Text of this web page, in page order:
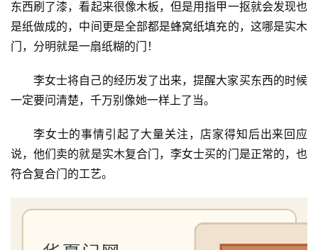
东西刷了漆，看起来很像木板，但是用指甲一抠就会发现也
是纸做成的，中间更是全部都是蜂窝纸填充的，这哪是实木
门，分明就是一扇纸糊的门！
李女士将自己的经历发了出来，提醒大家买东西的时候
一定要问清楚，千万别像她一样上了当。
李女士的事情引起了大量关注，店家得知后出来回应
说，他们卖的就是实木复合门，李女士买的门是正常的，也
符合复合门的工艺。